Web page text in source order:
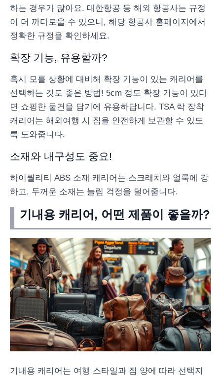
하는 경우가 많아요. 대한항공 등 해외 항공사는 규정
이 더 까다로울 수 있으니, 해당 항공사 홈페이지에서
정확한 규정을 확인하세요.
확장 기능, 유용할까?
혹시 모를 상황에 대비해 확장 기능이 있는 캐리어를
선택하는 것도 좋은 방법! 5cm 정도 확장 기능이 있다
면 쇼핑한 물건을 담기에 유용하답니다. TSA 락 장착
캐리어는 해외여행 시 짐을 안전하게 보관할 수 있도
록 도와줍니다.
소재와 내구성도 중요!
하이퀄리티 ABS 소재 캐리어는 스크래치와 얼룩에 강
하고, 두꺼운 소재는 눌림 걱정을 덜어줍니다.
기내용 캐리어, 어떤 제품이 좋을까?
기내용 캐리어는 여행 스타일과 짐 양에 따라 선택지